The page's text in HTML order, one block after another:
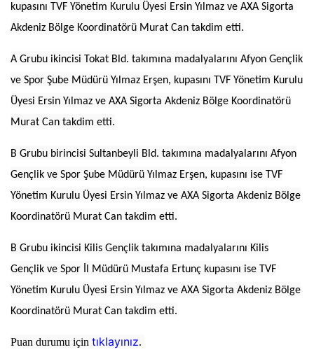
kupasını TVF Yönetim Kurulu Üyesi Ersin Yılmaz ve AXA Sigorta
Akdeniz Bölge Koordinatörü Murat Can takdim etti.
A Grubu ikincisi Tokat Bld. takımına madalyalarını Afyon Gençlik
ve Spor Şube Müdürü Yılmaz Erşen, kupasını TVF Yönetim Kurulu
Üyesi Ersin Yılmaz ve AXA Sigorta Akdeniz Bölge Koordinatörü
Murat Can takdim etti.
B Grubu birincisi Sultanbeyli Bld. takımına madalyalarını Afyon
Gençlik ve Spor Şube Müdürü Yılmaz Erşen, kupasını ise TVF
Yönetim Kurulu Üyesi Ersin Yılmaz ve AXA Sigorta Akdeniz Bölge
Koordinatörü Murat Can takdim etti.
B Grubu ikincisi Kilis Gençlik takımına madalyalarını Kilis
Gençlik ve Spor İl Müdürü Mustafa Ertunç kupasını ise TVF
Yönetim Kurulu Üyesi Ersin Yılmaz ve AXA Sigorta Akdeniz Bölge
Koordinatörü Murat Can takdim etti.
Puan durumu için tıklayınız.